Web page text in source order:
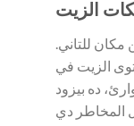
الزيت
مكان للتاني.
الزيت في
ده بيزود